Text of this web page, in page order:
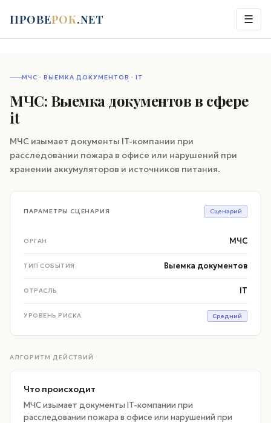
ПРОВЕРОК.NET ☰
МЧС · ВЫЕМКА ДОКУМЕНТОВ · IT
МЧС: Выемка документов в сфере
it
МЧС изымает документы IT-компании при
расследовании пожара в офисе или нарушений при
хранении аккумуляторов и источников питания.
ПАРАМЕТРЫ СЦЕНАРИЯ Сценарий
ОРГАН МЧС
ТИП СОБЫТИЯ Выемка документов
ОТРАСЛЬ IT
УРОВЕНЬ РИСКА Средний
АЛГОРИТМ ДЕЙСТВИЙ
Что происходит
МЧС изымает документы IT-компании при
расследовании пожара в офисе или нарушений при